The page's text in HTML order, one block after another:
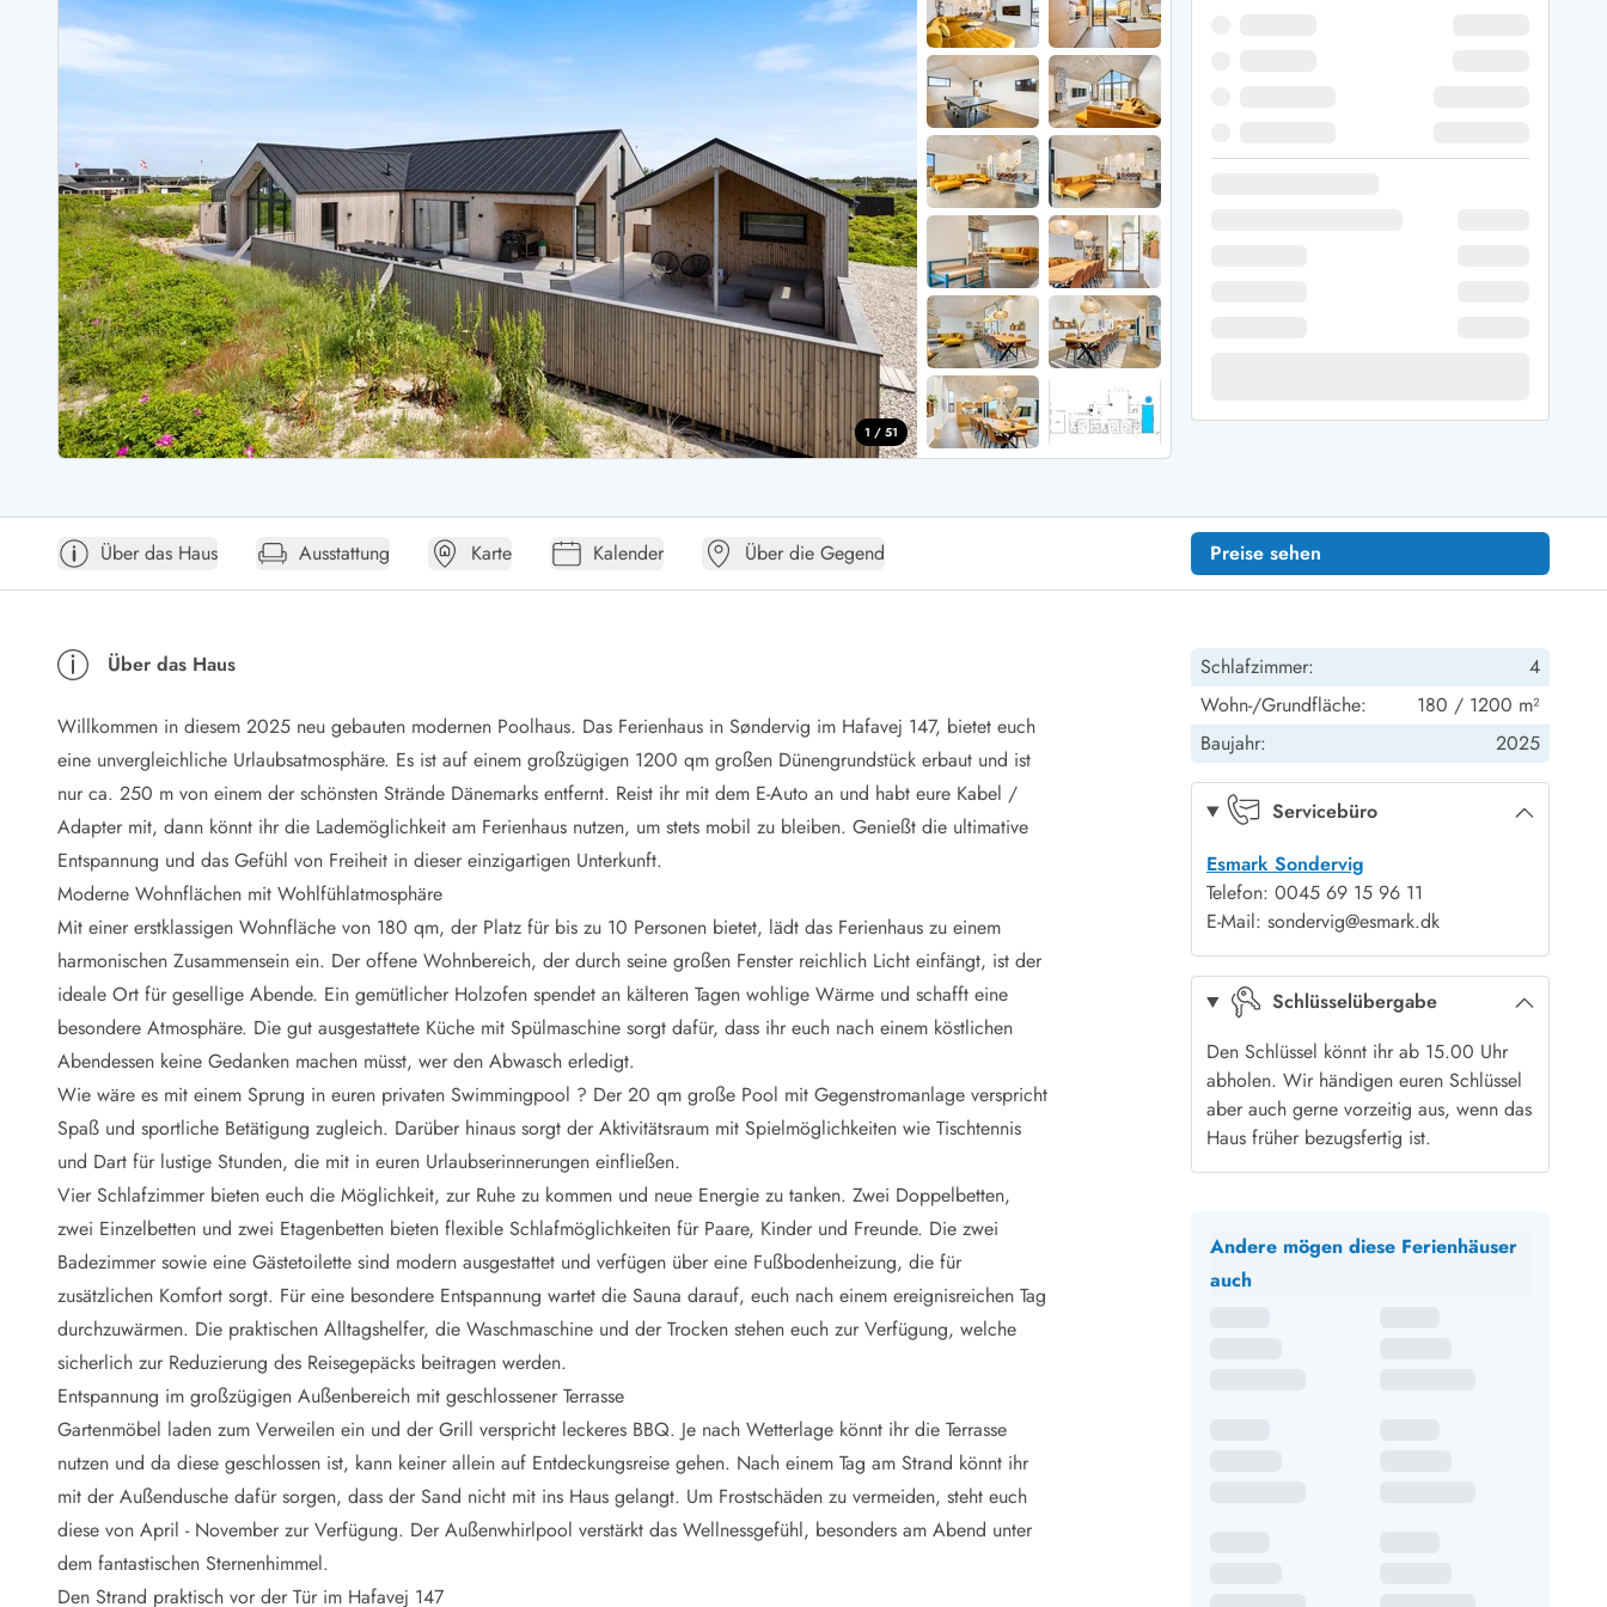
Ferienhäuser mit Whirlpool
Ferienhäuser mit Freitagswechsel
Ferienhäuser mit Samstagswechsel
Ferienhaus für 2 Personen
Ferienhaus für 4 Personen
Ferienhaus für 6 Personen
Ferienhäuser im Winter
Ferienhäuser über Weihnachten
Ferienhäuser über Silvester
Ferienhäuser Hvide SandeFerienhäuser Sondervig
Ferienhäuser Argab
Ferienhäuser in Arrild
Ferienhäuser Bjerregard
Ferienhäuser Blavand
Ferienhäuser Bork Havn
Ferienhäuser Fjand
Ferienhäuser Fanö
Ferienhäuser Graerup Strand
Ferienhäuser Haurvig
Ferienhäuser Henne Strand
Ferienhäuser Ho
Ferienhäuser Houstrup
Ferienhäuser Houvig
Ferienhäuser auf Holmsland Klit
Ferienhäuser in Holmsland
Ferienhäuser Hvide Sande
Ferienhäuser Jegum
Ferienhäuser Klegod
Ferienhäuser Lodbjerg Hede
Ferienhäuser Nr. Lyngvig
Ferienhäuser in Nymindegab
Ferienhäuser Römö
Ferienhäuser am Ringköbing Fjord
Ferienhäuser Sondervig
Ferienhäuser Skodbjerge
Ferienhäuser in Thorsminde
Ferienhäuser Vederso Klit
Ferienhäuser Vejers Strand
Ferienhäuser Vester Husby
Öffnungszeiten
Anreise
Ferienhaus ABC
Häufige Fragen zur Buchung
Verleihservice
Reisescheckliste
Endreinigung
Gutschein
Frühbucher
Mietbedingungen
Reiseführer Dänemark
Tipps für Urlaub in Dänemark
Wetter in Dänemark
Saisonzeiten
Badesicherheit im Meer
Naturschutz
Webcam Dänemark
Ferienhauskatalog
Fotowettbewerb
Vorteile bei uns
Reisecurity
Esmark KidsVIP
Esmark VIP - Partnervorteile und Rabatte
Preisgarantie
Keine Kaution
Gästebewertungen
Gratis WLAN
We love people
Esmark VIP Partnervorteile
Esmark KidsVIP
1 / 51
Über das Haus Ausstattung Karte Kalender Über die Gegend Preise sehen
Über das Haus
Willkommen in diesem 2025 neu gebauten modernen Poolhaus. Das Ferienhaus in Søndervig im Hafavej 147, bietet euch
eine unvergleichliche Urlaubsatmosphäre. Es ist auf einem großzügigen 1200 qm großen Dünengrundstück erbaut und ist
nur ca. 250 m von einem der schönsten Strände Dänemarks entfernt. Reist ihr mit dem E-Auto an und habt eure Kabel /
Adapter mit, dann könnt ihr die Lademöglichkeit am Ferienhaus nutzen, um stets mobil zu bleiben. Genießt die ultimative
Entspannung und das Gefühl von Freiheit in dieser einzigartigen Unterkunft.
Moderne Wohnflächen mit Wohlfühlatmosphäre
Mit einer erstklassigen Wohnfläche von 180 qm, der Platz für bis zu 10 Personen bietet, lädt das Ferienhaus zu einem
harmonischen Zusammensein ein. Der offene Wohnbereich, der durch seine großen Fenster reichlich Licht einfängt, ist der
ideale Ort für gesellige Abende. Ein gemütlicher Holzofen spendet an kälteren Tagen wohlige Wärme und schafft eine
besondere Atmosphäre. Die gut ausgestattete Küche mit Spülmaschine sorgt dafür, dass ihr euch nach einem köstlichen
Abendessen keine Gedanken machen müsst, wer den Abwasch erledigt.
Wie wäre es mit einem Sprung in euren privaten Swimmingpool ? Der 20 qm große Pool mit Gegenstromanlage verspricht
Spaß und sportliche Betätigung zugleich. Darüber hinaus sorgt der Aktivitätsraum mit Spielmöglichkeiten wie Tischtennis
und Dart für lustige Stunden, die mit in euren Urlaubserinnerungen einfließen.
Vier Schlafzimmer bieten euch die Möglichkeit, zur Ruhe zu kommen und neue Energie zu tanken. Zwei Doppelbetten,
zwei Einzelbetten und zwei Etagenbetten bieten flexible Schlafmöglichkeiten für Paare, Kinder und Freunde. Die zwei
Badezimmer sowie eine Gästetoilette sind modern ausgestattet und verfügen über eine Fußbodenheizung, die für
zusätzlichen Komfort sorgt. Für eine besondere Entspannung wartet die Sauna darauf, euch nach einem ereignisreichen Tag
durchzuwärmen. Die praktischen Alltagshelfer, die Waschmaschine und der Trocken stehen euch zur Verfügung, welche
sicherlich zur Reduzierung des Reisegepäcks beitragen werden.
Entspannung im großzügigen Außenbereich mit geschlossener Terrasse
Gartenmöbel laden zum Verweilen ein und der Grill verspricht leckeres BBQ. Je nach Wetterlage könnt ihr die Terrasse
nutzen und da diese geschlossen ist, kann keiner allein auf Entdeckungsreise gehen. Nach einem Tag am Strand könnt ihr
mit der Außendusche dafür sorgen, dass der Sand nicht mit ins Haus gelangt. Um Frostschäden zu vermeiden, steht euch
diese von April - November zur Verfügung. Der Außenwhirlpool verstärkt das Wellnessgefühl, besonders am Abend unter
dem fantastischen Sternenhimmel.
Den Strand praktisch vor der Tür im Hafavej 147
Schlafzimmer:
4
Wohn-/Grundfläche:
180 / 1200 m²
Baujahr:
2025
Servicebüro
Esmark Sondervig
Telefon: 0045 69 15 96 11
E-Mail: sondervig@esmark.dk
Schlüsselübergabe
Den Schlüssel könnt ihr ab 15.00 Uhr
abholen. Wir händigen euren Schlüssel
aber auch gerne vorzeitig aus, wenn das
Haus früher bezugsfertig ist.
Andere mögen diese Ferienhäuser
auch